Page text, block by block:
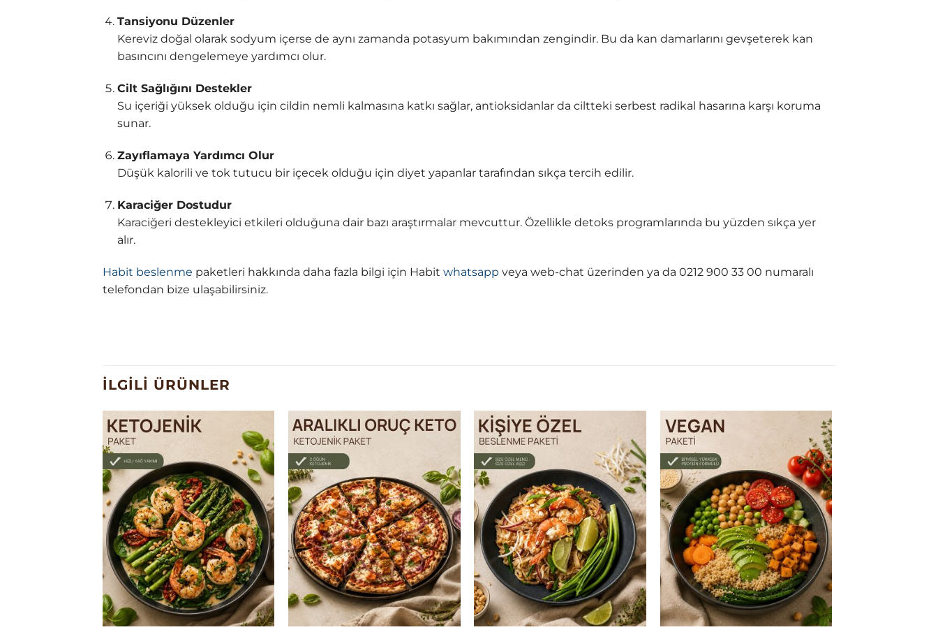
Tansiyonu Düzenler
Kereviz doğal olarak sodyum içerse de aynı zamanda potasyum bakımından zengindir. Bu da kan damarlarını gevşeterek kan
basıncını dengelemeye yardımcı olur.
Cilt Sağlığını Destekler
Su içeriği yüksek olduğu için cildin nemli kalmasına katkı sağlar, antioksidanlar da ciltteki serbest radikal hasarına karşı koruma
sunar.
Zayıflamaya Yardımcı Olur
Düşük kalorili ve tok tutucu bir içecek olduğu için diyet yapanlar tarafından sıkça tercih edilir.
Karaciğer Dostudur
Karaciğeri destekleyici etkileri olduğuna dair bazı araştırmalar mevcuttur. Özellikle detoks programlarında bu yüzden sıkça yer
alır.
Habit beslenme paketleri hakkında daha fazla bilgi için Habit whatsapp veya web-chat üzerinden ya da 0212 900 33 00 numaralı
telefondan bize ulaşabilirsiniz.
İLGILI ÜRÜNLER